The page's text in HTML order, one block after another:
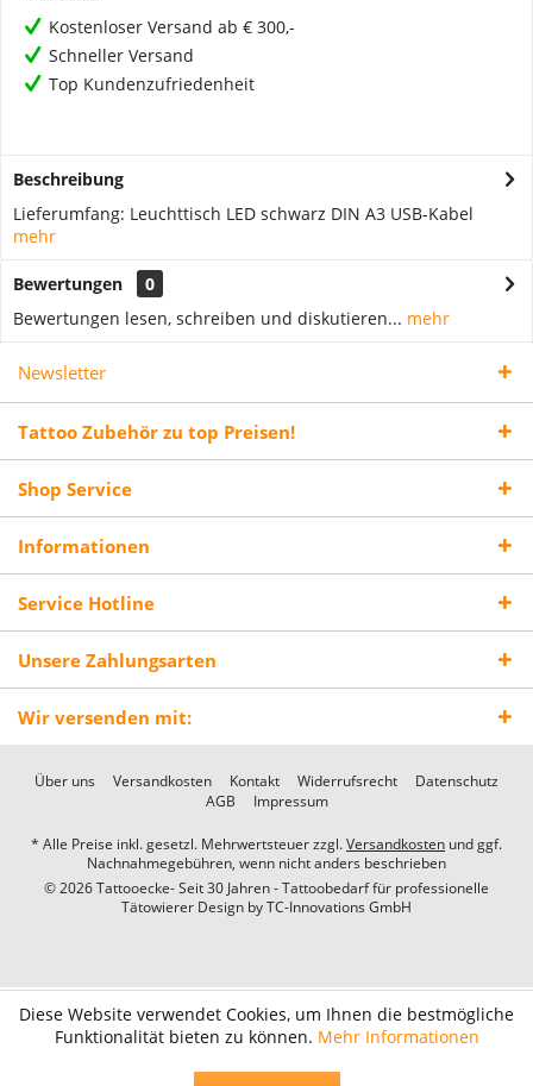
Kostenloser Versand ab € 300,-
Schneller Versand
Top Kundenzufriedenheit
Beschreibung
Lieferumfang: Leuchttisch LED schwarz DIN A3 USB-Kabel
mehr
Bewertungen
0
Bewertungen lesen, schreiben und diskutieren... mehr
Newsletter
Tattoo Zubehör zu top Preisen!
Shop Service
Informationen
Service Hotline
Unsere Zahlungsarten
Wir versenden mit:
Über uns Versandkosten Kontakt Widerrufsrecht
Datenschutz
AGB
Impressum
* Alle Preise inkl. gesetzl. Mehrwertsteuer zzgl.Versandkosten und ggf.
Nachnahmegebühren, wenn nicht anders beschrieben
© 2026 Tattooecke- Seit 30 Jahren - Tattoobedarf für professionelle
Tätowierer Design byTC-Innovations GmbH
Diese Website verwendet Cookies, um Ihnen die bestmögliche
Funktionalität bieten zu können. Mehr Informationen